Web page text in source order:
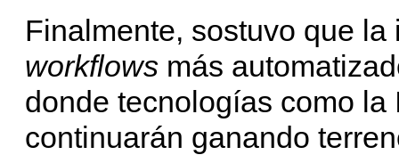
Finalmente, sostuvo que
workflows más
donde tecnologías como la
continuarán ganando